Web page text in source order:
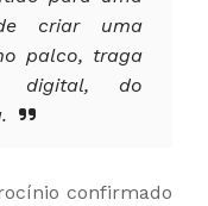
criar uma
palco, traga
digital, do
confirmado